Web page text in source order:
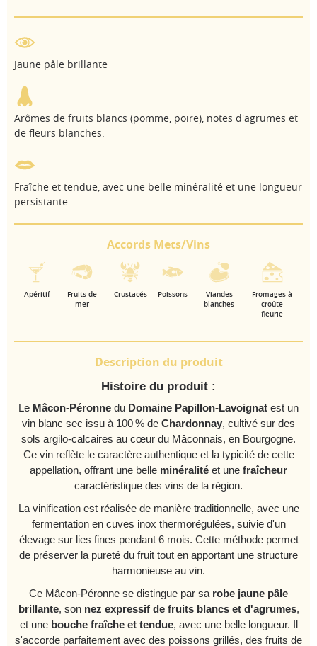
Jaune pâle brillante
Arômes de fruits blancs (pomme, poire), notes d'agrumes et
de fleurs blanches.
Fraîche et tendue, avec une belle minéralité et une longueur
persistante
Accords Mets/Vins
Apéritif
Fruits de
mer
Crustacés Poissons
Viandes
blanches
Fromages à
croûte
fleurie
Description du produit
Histoire du produit :
Le Mâcon-Péronne du Domaine Papillon-Lavoignat est un
vin blanc sec issu à 100 % de Chardonnay, cultivé sur des
sols argilo-calcaires au cœur du Mâconnais, en Bourgogne.
Ce vin reflète le caractère authentique et la typicité de cette
appellation, offrant une belle minéralité et une fraîcheur
caractéristique des vins de la région.
La vinification est réalisée de manière traditionnelle, avec une
fermentation en cuves inox thermorégulées, suivie d'un
élevage sur lies fines pendant 6 mois. Cette méthode permet
de préserver la pureté du fruit tout en apportant une structure
harmonieuse au vin.
Ce Mâcon-Péronne se distingue par sa robe jaune pâle
brillante, son nez expressif de fruits blancs et d'agrumes,
et une bouche fraîche et tendue, avec une belle longueur. Il
s'accorde parfaitement avec des poissons grillés, des fruits de